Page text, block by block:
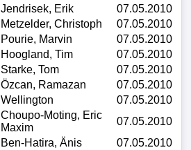
Jendrisek, Erik
07.05.2010
Metzelder, Christoph
07.05.2010
Pourie, Marvin
07.05.2010
Hoogland, Tim
07.05.2010
Starke, Tom
07.05.2010
Özcan, Ramazan
07.05.2010
Wellington
07.05.2010
Choupo-Moting, Eric
Maxim
07.05.2010
Ben-Hatira, Änis
07.05.2010